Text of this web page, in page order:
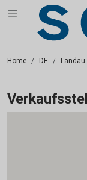
Home DE Landau